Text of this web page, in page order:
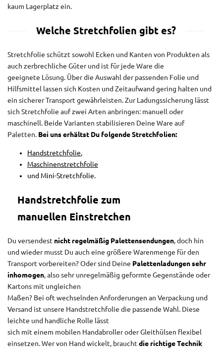
kaum Lagerplatz ein.
Welche Stretchfolien gibt es?
Stretchfolie schützt sowohl Ecken und Kanten von Produkten als
auch zerbrechliche Güter und ist für jede Ware die
geeignete Lösung. Über die Auswahl der passenden Folie und
Hilfsmittel lassen sich Kosten und Zeitaufwand gering halten und
ein sicherer Transport gewährleisten. Zur Ladungssicherung lässt
sich Stretchfolie auf zwei Arten anbringen: manuell oder
maschinell. Beide Varianten stabilisieren Deine Ware auf
Paletten. Bei uns erhältst Du folgende Stretchfolien:
Handstretchfolie,
Maschinenstretchfolie
und Mini-Stretchfolie.
Handstretchfolie zum
manuellen Einstretchen
Du versendest nicht regelmäßig Palettensendungen, doch hin
und wieder musst Du auch eine größere Warenmenge für den
Transport vorbereiten? Oder sind Deine Palettenladungen sehr
inhomogen, also sehr unregelmäßig geformte Gegenstände oder
Kartons mit ungleichen
Maßen? Bei oft wechselnden Anforderungen an Verpackung und
Versand ist unsere Handstretchfolie die passende Wahl. Diese
leichte und handliche Rolle lässt
sich mit einem mobilen Handabroller oder Gleithülsen flexibel
einsetzen. Wer von Hand wickelt, brauchtdie richtige Technik